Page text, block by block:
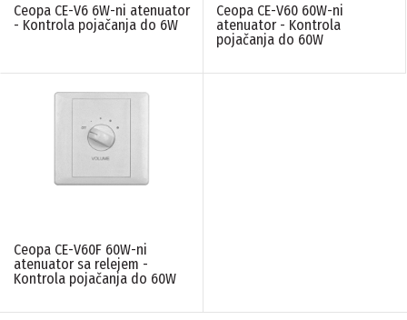
Ceopa CE-V6 6W-ni atenuator
- Kontrola pojačanja do 6W
Ceopa CE-V60 60W-ni
atenuator - Kontrola
pojačanja do 60W
Ceopa CE-V60F 60W-ni
atenuator sa relejem -
Kontrola pojačanja do 60W